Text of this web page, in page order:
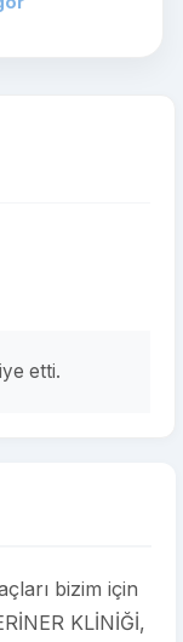
etti.
bizim için
KLİNİĞİ,